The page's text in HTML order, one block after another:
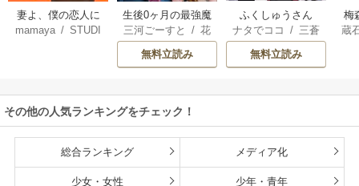
妻よ、僕の恋人に
なってくれません
mamaya/STUDI
生後0ヶ月の最強魔
王 食べるだけ強
くなるチート能力
持ち転生者だけど
雄たちの母乳で成
長して無双します
三河ごーすと /花
房雪/ マップ
無料立読み
ふくしゅうさん
ナタでココ /三蒼
/
チームふくし
ゅうさん
無料立読み
梅
蔵
その他の人気ランキングをチェック！
総合ランキング メディア化
少女・女性 少年・青年